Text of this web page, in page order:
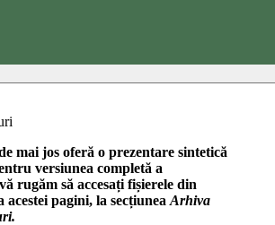
mai jos oferă o prezentare sintetică
versiunea completă a
rugăm să accesați fișierele din
acestei pagini, la secțiunea Arhiva